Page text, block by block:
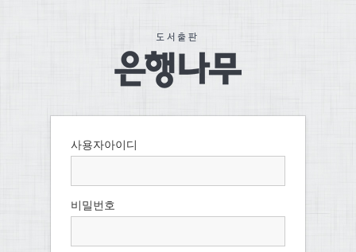
사용자아이디
비밀번호